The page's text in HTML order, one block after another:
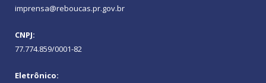
imprensa@reboucas.pr.gov.br
CNPJ:
77.774.859/0001-82
Eletrônico: